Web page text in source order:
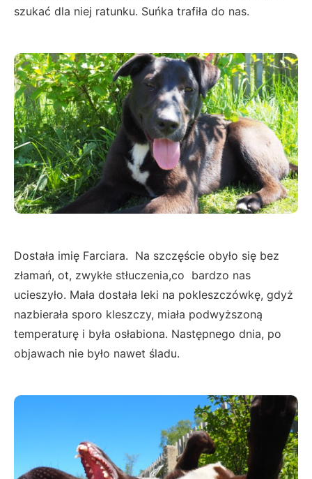
szukać dla niej ratunku. Suńka trafiła do nas.
Dostała imię Farciara. Na szczęście obyło się bez
złamań, ot, zwykłe stłuczenia,co bardzo nas
ucieszyło. Mała dostała leki na pokleszczówkę, gdyż
nazbierała sporo kleszczy, miała podwyższoną
temperaturę i była osłabiona. Następnego dnia, po
objawach nie było nawet śladu.